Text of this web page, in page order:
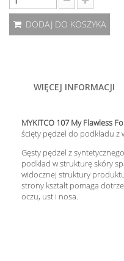
DODAJ DO KOSZYKA
WIĘCEJ INFORMACJI
MYKITCO 107 My Flawless
ścięty pędzel do podkładu z
Gęsty pędzel z
podkład w strukturę skóry
widocznej struktury
strony kształt pomaga
oczu, ust i nosa.